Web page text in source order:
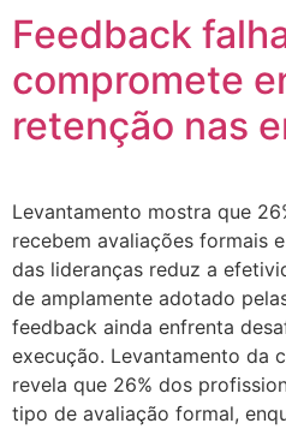
Feedback
compromete
retenção nas
Levantamento mostra que
recebem avaliações formais
das lideranças reduz a
de amplamente adotado
feedback ainda enfrenta
execução. Levantamento da
revela que 26% dos
tipo de avaliação formal,